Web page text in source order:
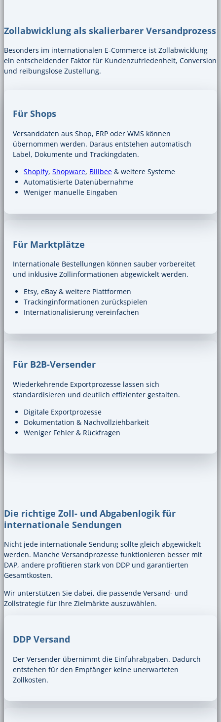
Zollabwicklung als skalierbarer Versandprozess
Besonders im internationalen E-Commerce ist Zollabwicklung
ein entscheidender Faktor für Kundenzufriedenheit, Conversion
und reibungslose Zustellung.
Für Shops
Versanddaten aus Shop, ERP oder WMS können
übernommen werden. Daraus entstehen automatisch
Label, Dokumente und Trackingdaten.
Shopify,Shopware, Billbee & weitere Systeme
Automatisierte Datenübernahme
Weniger manuelle Eingaben
Für Marktplätze
Internationale Bestellungen können sauber vorbereitet
und inklusive Zollinformationen abgewickelt werden.
Etsy, eBay & weitere Plattformen
Trackinginformationen zurückspielen
Internationalisierung vereinfachen
Für B2B-Versender
Wiederkehrende Exportprozesse lassen sich
standardisieren und deutlich effizienter gestalten.
Digitale Exportprozesse
Dokumentation & Nachvollziehbarkeit
Weniger Fehler & Rückfragen
Die richtige Zoll- und Abgabenlogik für
internationale Sendungen
Nicht jede internationale Sendung sollte gleich abgewickelt
werden. Manche Versandprozesse funktionieren besser mit
DAP, andere profitieren stark von DDP und garantierten
Gesamtkosten.
Wir unterstützen Sie dabei, die passende Versand- und
Zollstrategie für Ihre Zielmärkte auszuwählen.
DDP Versand
Der Versender übernimmt die Einfuhrabgaben. Dadurch
entstehen für den Empfänger keine unerwarteten
Zollkosten.